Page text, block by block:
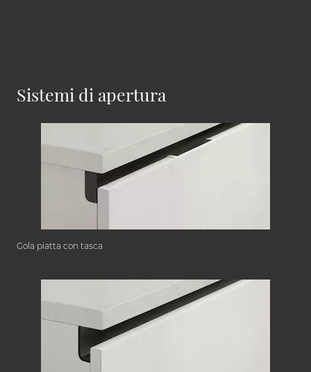
Sistemi di apertura
Gola piatta con tasca